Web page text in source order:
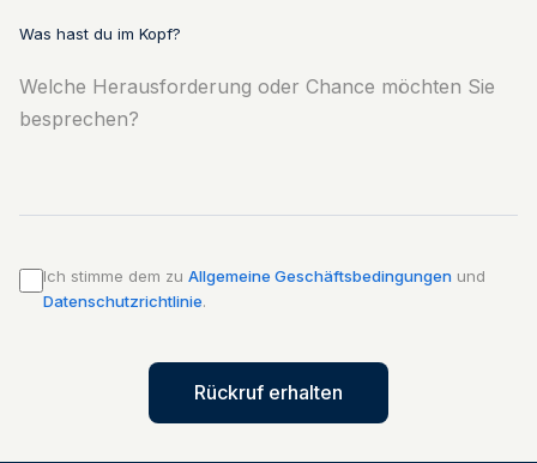
Was hast du im Kopf?
Ich stimme dem zu Allgemeine Geschäftsbedingungen und
Datenschutzrichtlinie.
Rückruf erhalten